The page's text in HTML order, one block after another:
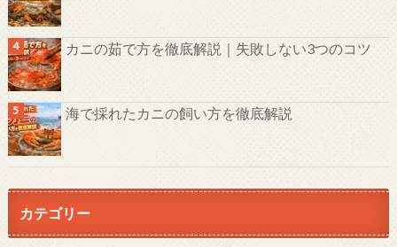
カニの茹で方を徹底解説｜失敗しない3つのコツ
海で採れたカニの飼い方を徹底解説
カテゴリー